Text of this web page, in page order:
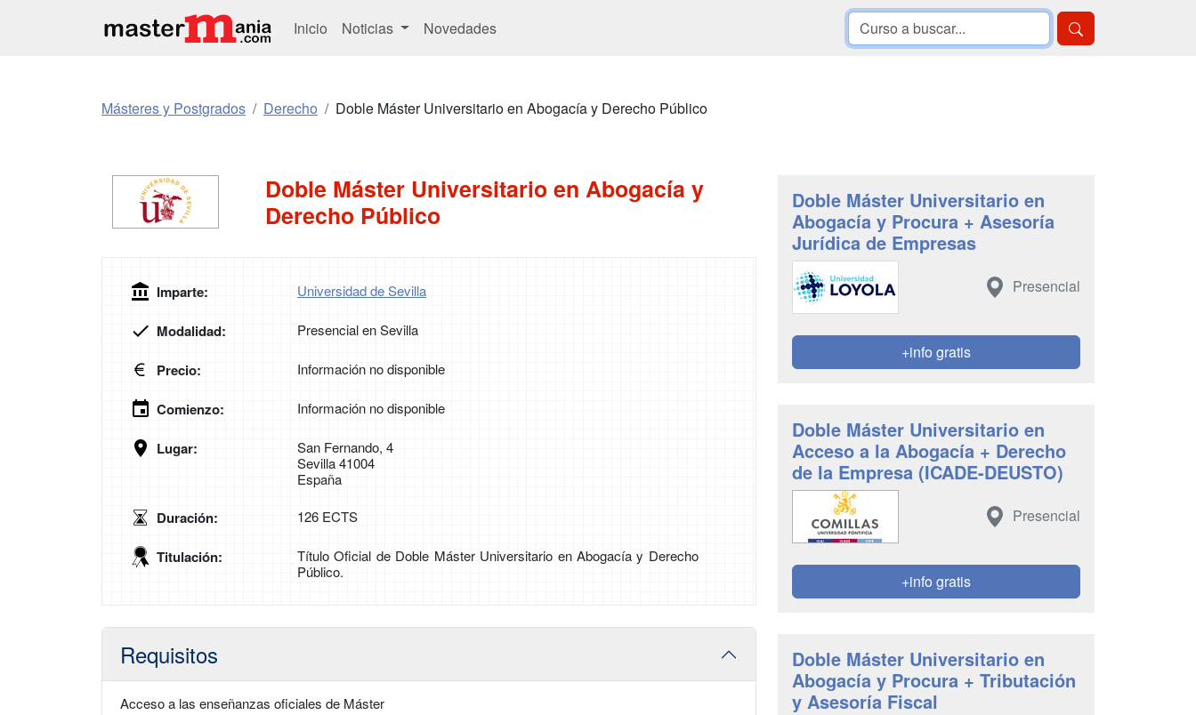
Inicio Noticias Novedades
Másteres y Postgrados Derecho Doble Máster Universitario en Abogacía y Derecho Público
Doble Máster Universitario en Abogacía y
Derecho Público
Imparte: Universidad de Sevilla
Modalidad: Presencial en Sevilla
Precio: Información no disponible
Comienzo: Información no disponible
Lugar:
San Fernando, 4
Sevilla 41004
España
Duración: 126 ECTS
Titulación:
Título Oficial de Doble Máster Universitario en Abogacía y Derecho
Público.
Requisitos
Acceso a las enseñanzas oficiales de Máster
Doble Máster Universitario en
Abogacía y Procura + Asesoría
Jurídica de Empresas
Presencial
+info gratis
Doble Máster Universitario en
Acceso a la Abogacía + Derecho
de la Empresa (ICADE-DEUSTO)
Presencial
+info gratis
Doble Máster Universitario en
Abogacía y Procura + Tributación
y Asesoría Fiscal